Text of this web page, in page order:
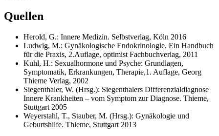
Quellen
Herold, G.: Innere Medizin. Selbstverlag, Köln 2016
Ludwig, M.: Gynäkologische Endokrinologie. Ein Handbuch
für die Praxis, 2.Auflage, optimist Fachbuchverlag, 2011
Kuhl, H.: Sexualhormone und Psyche: Grundlagen,
Symptomatik, Erkrankungen, Therapie,1. Auflage, Georg
Thieme Verlag, 2002
Siegenthaler, W. (Hrsg.): Siegenthalers Differenzialdiagnose
Innere Krankheiten – vom Symptom zur Diagnose. Thieme,
Stuttgart 2005
Weyerstahl, T., Stauber, M. (Hrsg.): Gynäkologie und
Geburtshilfe. Thieme, Stuttgart 2013